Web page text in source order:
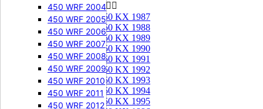
450 WRF 2004
450 WRF 2005
450 WRF 2006
450 WRF 2007
450 WRF 2008
450 WRF 2009
450 WRF 2010
450 WRF 2011
450 WRF 2012
250 KX 
250 KX 1987
250 KX 1988
250 KX 1989
250 KX 1990
250 KX 1991
250 KX 1992
250 KX 1993
250 KX 1994
250 KX 1995